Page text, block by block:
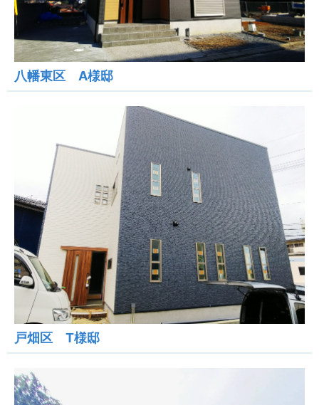
八幡東区 A様邸
戸畑区 T様邸